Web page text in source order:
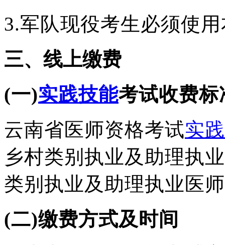
3.军队现役考生必须使
三、线上缴费
(一)实践技能考试收费标
云南省医师资格考试实
乡村类别执业及助理执
类别执业及助理执业医
(二)缴费方式及时间